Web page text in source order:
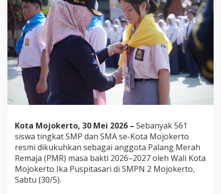
e
r
M
n
g
k
u
a
n
R
a
t
u
Kota Mojokerto, 30 Mei 2026 – Sebanyak 561
siswa tingkat SMP dan SMA se-Kota Mojokerto
resmi dikukuhkan sebagai anggota Palang Merah
Remaja (PMR) masa bakti 2026–2027 oleh Wali Kota
Mojokerto Ika Puspitasari di SMPN 2 Mojokerto,
Sabtu (30/5).